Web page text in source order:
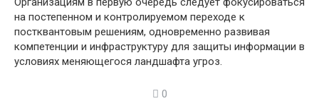
на постепенном и контролируемом переходе к
постквантовым решениям, одновременно развивая
компетенции и инфраструктуру для защиты информации в
условиях меняющегося ландшафта угроз.
0